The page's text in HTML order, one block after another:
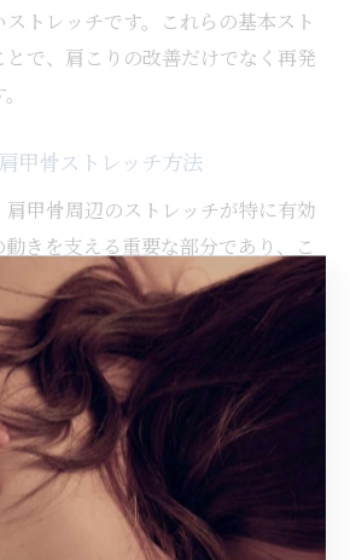
トレッチです。これらの基本スト
とで、肩こりの改善だけでなく再発
甲骨ストレッチ方法
甲骨周辺のストレッチが特に有効
きを支える重要な部分であり、こ
体の動きが悪くなり、筋肉のこりを
。肩甲骨を意識したストレッチは、
因にアプローチできるためおすすめ
に置き、肘を大きく回す動作や、
を寄せるストレッチが効果的で
も簡単に行え、デスクワークの合間
血行改善と筋肉の柔軟性向上に役立